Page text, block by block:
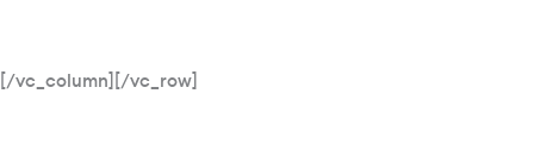
[/vc_column][/vc_row]